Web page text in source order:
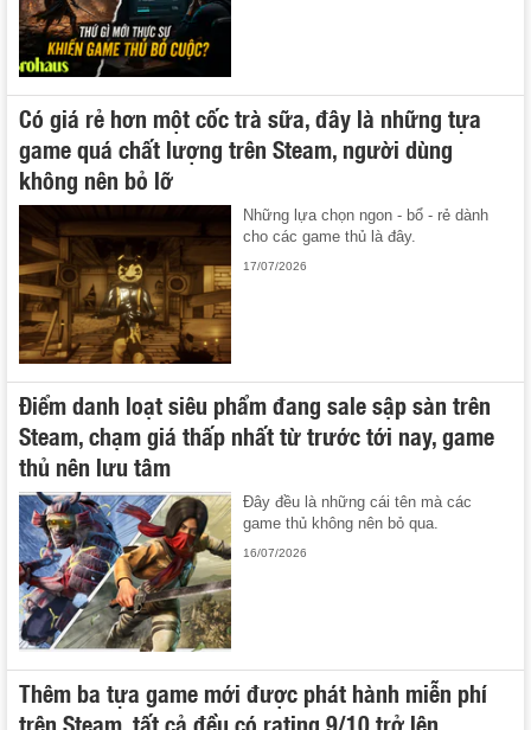
Có giá rẻ hơn một cốc trà sữa, đây là những tựa
game quá chất lượng trên Steam, người dùng
không nên bỏ lỡ
Những lựa chọn ngon - bổ - rẻ dành
cho các game thủ là đây.
17/07/2026
Điểm danh loạt siêu phẩm đang sale sập sàn trên
Steam, chạm giá thấp nhất từ trước tới nay, game
thủ nên lưu tâm
Đây đều là những cái tên mà các
game thủ không nên bỏ qua.
16/07/2026
Thêm ba tựa game mới được phát hành miễn phí
trên Steam, tất cả đều có rating 9/10 trở lên